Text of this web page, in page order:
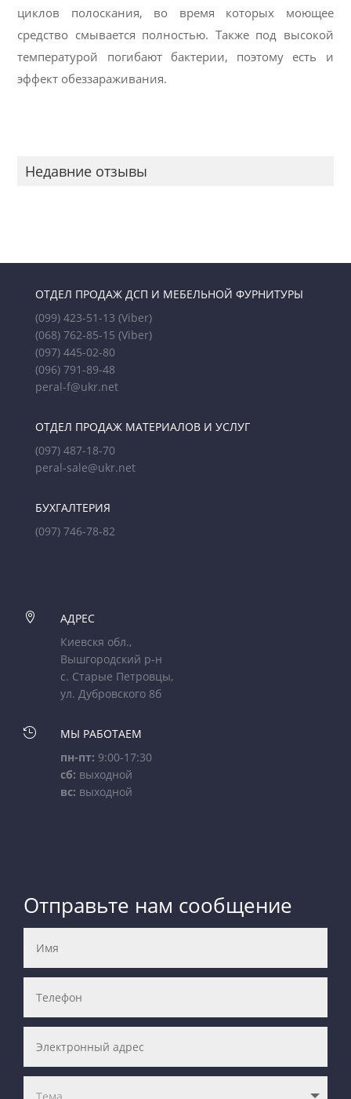
циклов полоскания, во время которых моющее
средство смывается полностью. Также под высокой
температурой погибают бактерии, поэтому есть и
эффект обеззараживания.
Недавние отзывы
ОТДЕЛ ПРОДАЖ ДСП И МЕБЕЛЬНОЙ ФУРНИТУРЫ
(099) 423-51-13 (Viber)
(068) 762-85-15 (Viber)
(097) 445-02-80
(096) 791-89-48
peral-f@ukr.net
ОТДЕЛ ПРОДАЖ МАТЕРИАЛОВ И УСЛУГ
(097) 487-18-70
peral-sale@ukr.net
БУХГАЛТЕРИЯ
(097) 746-78-82

АДРЕС
Киевскя обл.,
Вышгородский р-н
с. Старые Петровцы,
ул. Дубровского 8б

МЫ РАБОТАЕМ
пн-пт: 9:00-17:30
сб: выходной
вс: выходной
Отправьте нам сообщение